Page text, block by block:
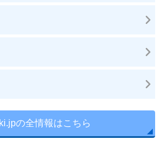
の全情報はこちら